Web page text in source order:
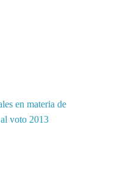
en materia de
voto 2013